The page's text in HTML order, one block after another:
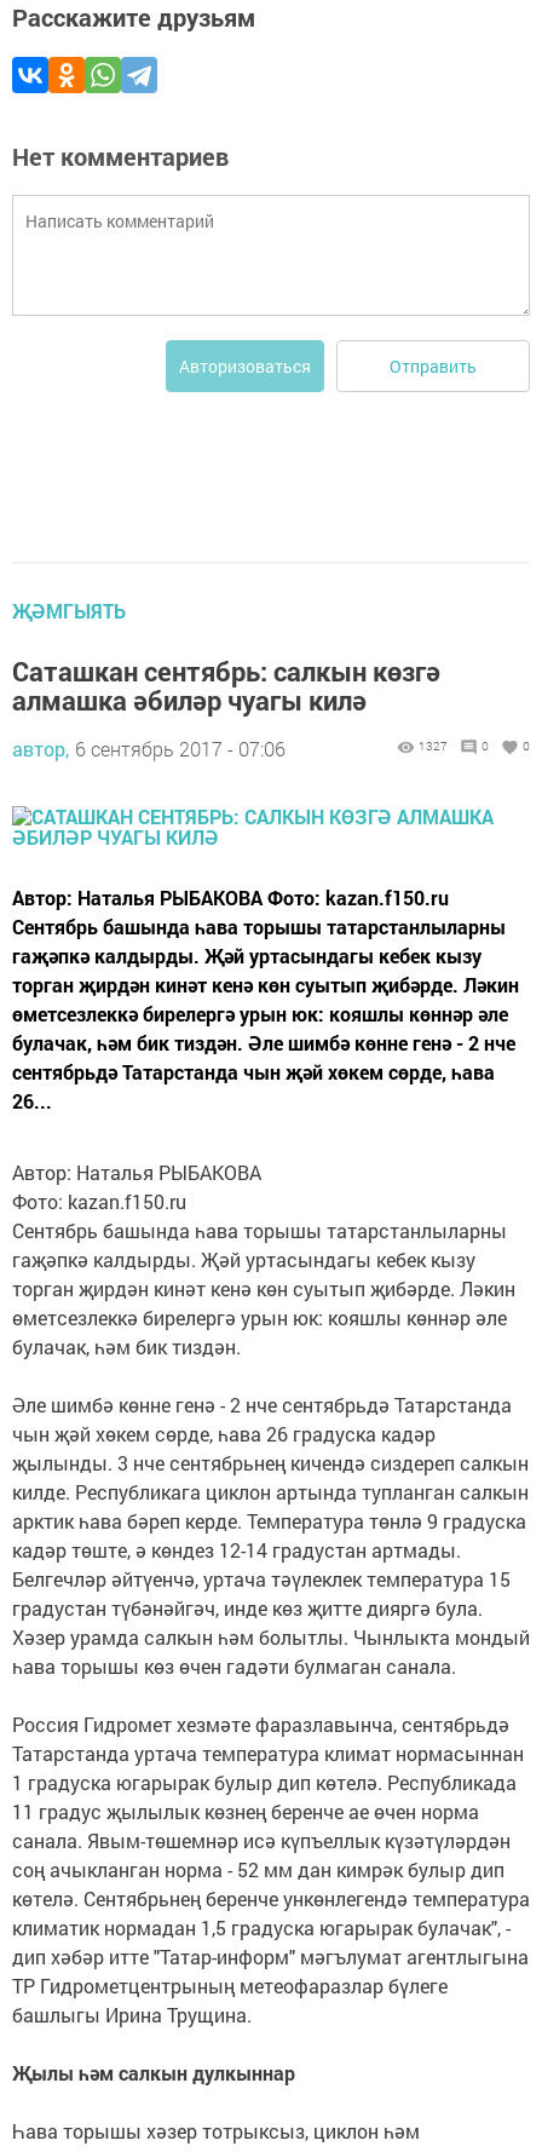
Расскажите друзьям
Нет комментариев
Авторизоваться Отправить
ҖӘМГЫЯТЬ
Саташкан сентябрь: салкын көзгә
алмашка әбиләр чуагы килә
автор, 6 сентябрь 2017 - 07:06 1327 0 0
Автор: Наталья РЫБАКОВА Фото: kazan.f150.ru
Сентябрь башында һава торышы татарстанлыларны
гаҗәпкә калдырды. Җәй уртасындагы кебек кызу
торган җирдән кинәт кенә көн суытып җибәрде. Ләкин
өметсезлеккә бирелергә урын юк: кояшлы көннәр әле
булачак, һәм бик тиздән. Әле шимбә көнне генә - 2 нче
сентябрьдә Татарстанда чын җәй хөкем сөрде, һава
26...
Автор: Наталья РЫБАКОВА
Фото: kazan.f150.ru
Сентябрь башында һава торышы татарстанлыларны
гаҗәпкә калдырды. Җәй уртасындагы кебек кызу
торган җирдән кинәт кенә көн суытып җибәрде. Ләкин
өметсезлеккә бирелергә урын юк: кояшлы көннәр әле
булачак, һәм бик тиздән.
Әле шимбә көнне генә - 2 нче сентябрьдә Татарстанда
чын җәй хөкем сөрде, һава 26 градуска кадәр
җылынды. 3 нче сентябрьнең кичендә сиздереп салкын
килде. Республикага циклон артында тупланган салкын
арктик һава бәреп керде. Температура төнлә 9 градуска
кадәр төште, ә көндез 12-14 градустан артмады.
Белгечләр әйтүенчә, уртача тәүлеклек температура 15
градустан түбәнәйгәч, инде көз җитте дияргә була.
Хәзер урамда салкын һәм болытлы. Чынлыкта мондый
һава торышы көз өчен гадәти булмаган санала.
Россия Гидромет хезмәте фаразлавынча, сентябрьдә
Татарстанда уртача температура климат нормасыннан
1 градуска югарырак булыр дип көтелә. Республикада
11 градус җылылык көзнең беренче ае өчен норма
санала. Явым-төшемнәр исә күпъеллык күзәтүләрдән
соң ачыкланган норма - 52 мм дан кимрәк булыр дип
көтелә. Сентябрьнең беренче ункөнлегендә температура
климатик нормадан 1,5 градуска югарырак булачак", -
дип хәбәр итте "Татар-информ" мәгълумат агентлыгына
ТР Гидрометцентрының метеофаразлар бүлеге
башлыгы Ирина Трущина.
Җылы һәм салкын дулкыннар
Һава торышы хәзер тотрыксыз, циклон һәм